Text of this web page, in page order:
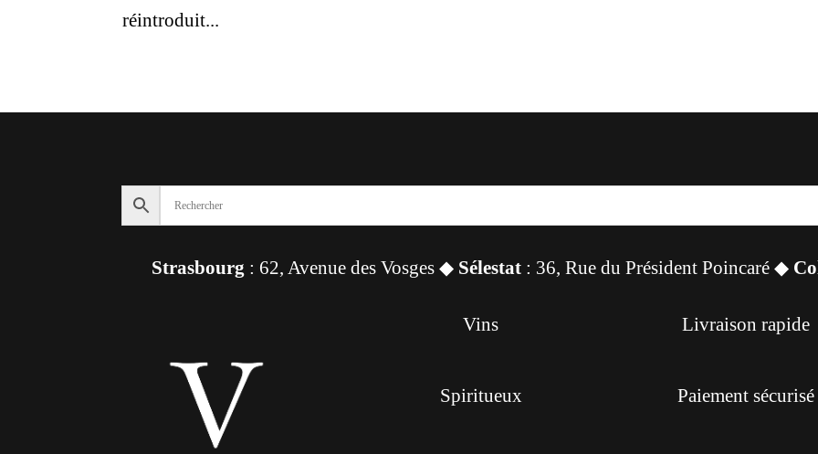
réintroduit...
Strasbourg : 62, Avenue des Vosges ◆ Sélestat : 36, Rue du Président Poincaré ◆
Vins
Spiritueux
Livraison rapide
Paiement sécurisé